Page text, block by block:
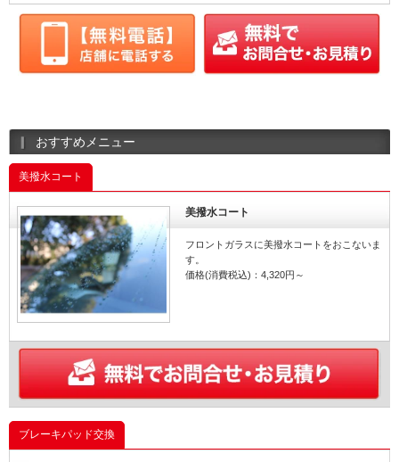
おすすめメニュー
美撥水コート
美撥水コート
フロントガラスに美撥水コートをおこないま
す。
価格(消費税込)：4,320円～
ブレーキパッド交換